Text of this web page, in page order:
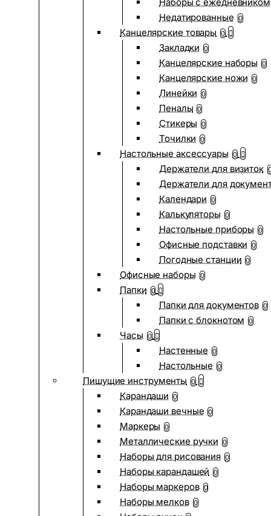
Недатированные 0
Канцелярские товары 0
Закладки 0
Канцелярские наборы 0
Канцелярские ножи 0
Линейки 0
Пеналы 0
Стикеры 0
Точилки 0
Настольные аксессуары 0
Держатели для визиток
Держатели для
Календари 0
Калькуляторы 0
Настольные приборы 0
Офисные подставки 0
Погодные станции 0
Офисные наборы 0
Папки 0
Папки для документов 0
Папки с блокнотом 0
Часы 0
Настенные 0
Настольные 0
Пишущие инструменты 0
Карандаши 0
Карандаши вечные 0
Маркеры 0
Металлические ручки 0
Наборы для рисования 0
Наборы карандашей 0
Наборы маркеров 0
Наборы мелков 0